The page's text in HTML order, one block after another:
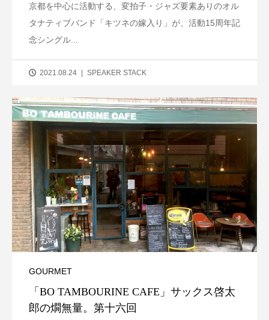
京都を中心に活動する、変拍子・ジャズ要素ありのオル
タナティブバンド「キツネの嫁入り」が、活動15周年記
念シングル...
2021.08.24 SPEAKER STACK
GOURMET
「BO TAMBOURINE CAFE」サックス啓太
郎の燗無量。第十六回